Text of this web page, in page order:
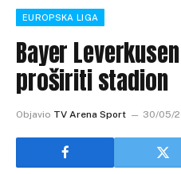
EUROPSKA LIGA
Bayer
proširiti stadion
Objavio TV Arena Sport 30/05/